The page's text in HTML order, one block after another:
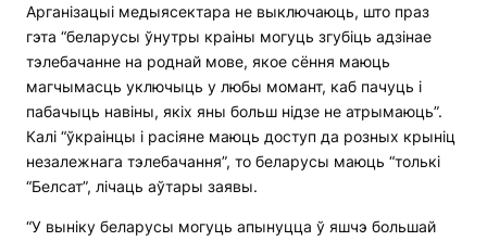
Арганізацыі медыясектара не выключаюць, што праз
гэта “беларусы ўнутры краіны могуць згубіць адзінае
тэлебачанне на роднай мове, якое сёння маюць
магчымасць уключыць у любы момант, каб пачуць і
пабачыць навіны, якіх яны больш нідзе не атрымаюць”.
Калі “ўкраінцы і расіяне маюць доступ да розных крыніц
незалежнага тэлебачання”, то беларусы маюць “толькі
“Белсат”, лічаць аўтары заявы.
“У выніку беларусы могуць апынуцца ў яшчэ большай